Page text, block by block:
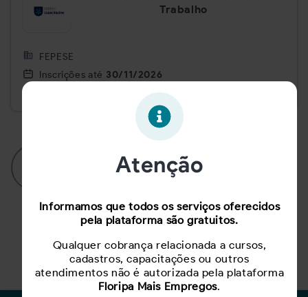
Trabalho
FEPESE
Inscrições até 30/11/2026
Para cadastrar sugestões de cursos, realize
login na plataforma!
Atenção
Informamos que todos os serviços oferecidos
pela plataforma são gratuitos.
Qualquer cobrança relacionada a cursos,
cadastros, capacitações ou outros
atendimentos não é autorizada pela plataforma
Floripa Mais Empregos.